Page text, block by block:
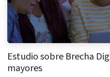
Estudio sobre Brecha
mayores